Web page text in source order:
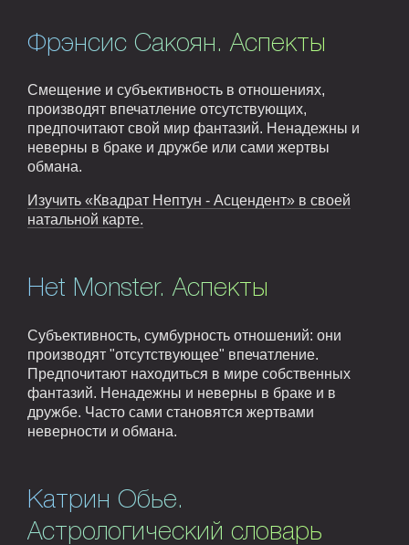
Фрэнсис Сакоян. Аспекты
Смещение и субъективность в отношениях,
производят впечатление отсутствующих,
предпочитают свой мир фантазий. Ненадежны и
неверны в браке и дружбе или сами жертвы
обмана.
Изучить «Квадрат Нептун - Асцендент» в своей
натальной карте.
Het Monster. Аспекты
Субъективность, сумбурность отношений: они
производят "отсутствующее" впечатление.
Предпочитают находиться в мире собственных
фантазий. Ненадежны и неверны в браке и в
дружбе. Часто сами становятся жертвами
неверности и обмана.
Катрин Обье.
Астрологический словарь